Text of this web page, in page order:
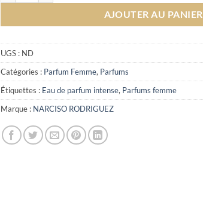
AJOUTER AU PANIER
UGS : ND
Catégories : Parfum Femme, Parfums
Étiquettes : Eau de parfum intense, Parfums femme
Marque : NARCISO RODRIGUEZ